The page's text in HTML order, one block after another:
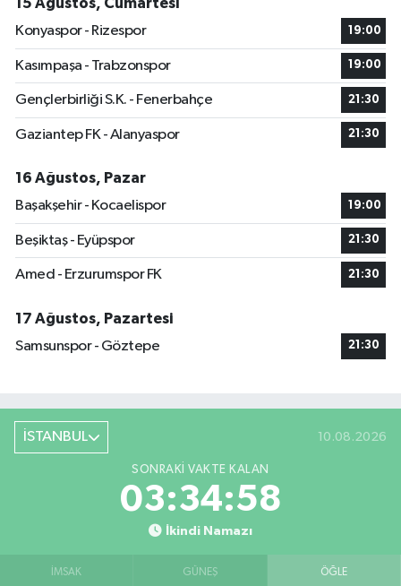
15 Ağustos, Cumartesi
Konyaspor - Rizespor
19:00
Kasımpaşa - Trabzonspor 19:00
Gençlerbirliği S.K. - Fenerbahçe 21:30
Gaziantep FK - Alanyaspor 21:30
16 Ağustos, Pazar
Başakşehir - Kocaelispor
19:00
Beşiktaş - Eyüpspor 21:30
Amed - Erzurumspor FK 21:30
17 Ağustos, Pazartesi
Samsunspor - Göztepe
21:30
İSTANBUL 10.08.2026
SONRAKI VAKTE KALAN
03:34:57
İkindi Namazı
İMSAK GÜNEŞ ÖĞLE